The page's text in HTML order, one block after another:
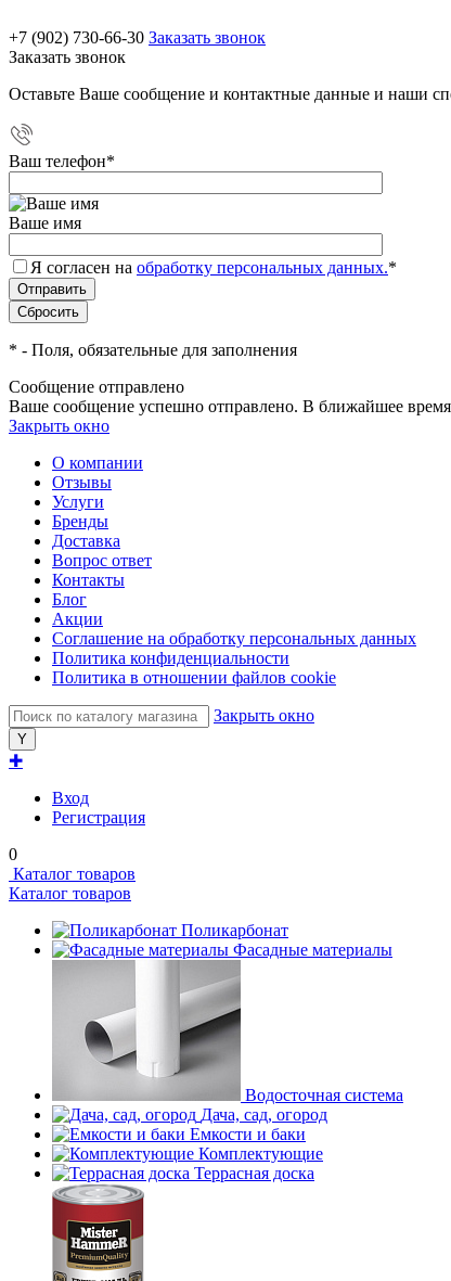
+7 (902) 730-66-30 Заказать звонок
Заказать звонок
Оставьте Ваше сообщение и контактные данные и наши
Ваш телефон*
Ваше имя
Я согласен на обработку персональных данных.*
* - Поля, обязательные для заполнения
Сообщение отправлено
Ваше сообщение успешно отправлено. В ближайшее
Закрыть окно
О компании
Отзывы
Услуги
Бренды
Доставка
Вопрос ответ
Контакты
Блог
Акции
Соглашение на обработку персональных данных
Политика конфиденциальности
Политика в отношении файлов cookie
Закрыть окно
✚
Вход
Регистрация
0
Каталог товаров
Каталог товаров
Поликарбонат
Фасадные материалы
Водосточная система
Дача, сад, огород
Емкости и баки
Комплектующие
Террасная доска